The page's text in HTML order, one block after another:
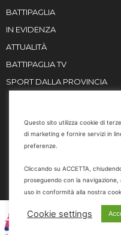
BATTIPAGLIA
IN EVIDENZA
ATTUALITÀ
BATTIPAGLIA TV
SPORT DALLA PROVINCIA
Email
carminegaldi@virgilio.it
Questo sito utilizza cookie di
di marketing e fornire servizi in
preferenze.
Cliccando su ACCETTA,
proseguendo con la
uso in conformità alla nostra
Cookie settings